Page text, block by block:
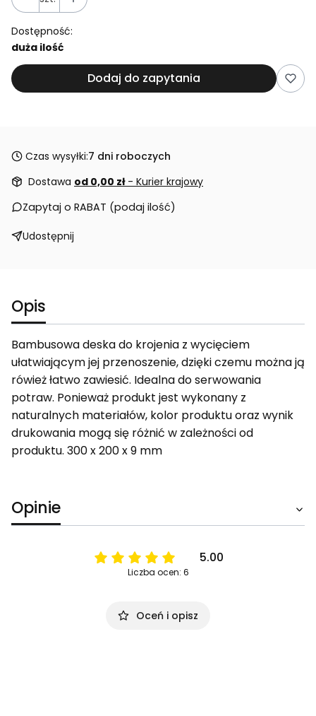
Dostępność:
duża ilość
Dodaj do zapytania
Czas wysyłki:7 dni roboczych
Dostawa od 0,00 zł - Kurier krajowy
Zapytaj o RABAT (podaj ilość)
Udostępnij
Opis
Bambusowa deska do krojenia z wycięciem
ułatwiającym jej przenoszenie, dzięki czemu można ją
rówież łatwo zawiesić. Idealna do serwowania
potraw. Ponieważ produkt jest wykonany z
naturalnych materiałów, kolor produktu oraz wynik
drukowania mogą się różnić w zależności od
produktu. 300 x 200 x 9 mm
Opinie
5.00
Liczba ocen: 6
Oceń i opisz